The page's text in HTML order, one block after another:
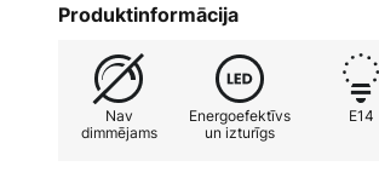
Produktinformācija
Nav
dimmējams
Energoefektīvs
un izturīgs
E14